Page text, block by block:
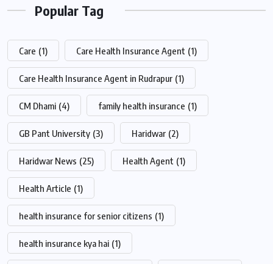
Popular Tag
Care (1) Care Health Insurance Agent (1)
Care Health Insurance Agent in Rudrapur (1)
CM Dhami (4) family health insurance (1)
GB Pant University (3) Haridwar (2)
Haridwar News (25) Health Agent (1)
Health Article (1)
health insurance for senior citizens (1)
health insurance kya hai (1)